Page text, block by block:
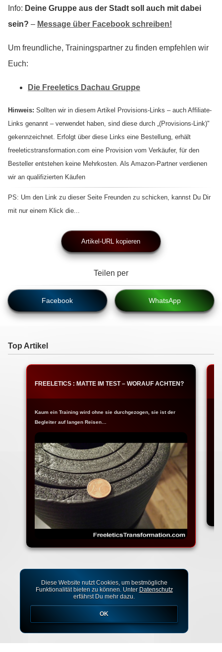
Info: Deine Gruppe aus der Stadt soll auch mit dabei
sein? – Message über Facebook schreiben!
Um freundliche, Trainingspartner zu finden empfehlen wir
Euch:
Die Freeletics Dachau Gruppe
Hinweis: Sollten wir in diesem Artikel Provisions-Links – auch Affiliate-
Links genannt – verwendet haben, sind diese durch „(Provisions-Link)"
gekennzeichnet. Erfolgt über diese Links eine Bestellung, erhält
freeleticstransformation.com eine Provision vom Verkäufer, für den
Besteller entstehen keine Mehrkosten. Als Amazon-Partner verdienen
wir an qualifizierten Käufen
PS: Um den Link zu dieser Seite Freunden zu schicken, kannst Du Dir
mit nur einem Klick die...
Artikel-URL kopieren
Teilen per
Facebook WhatsApp
Top Artikel
FREELETICS : MATTE IM TEST – WORAUF ACHTEN?
Kaum ein Training wird ohne sie durchgezogen, sie ist der
Begleiter auf langen Reisen…
Diese Website nutzt Cookies, um bestmögliche
Funktionalität bieten zu können. Unter Datenschutz
erfährst Du mehr dazu.
OK